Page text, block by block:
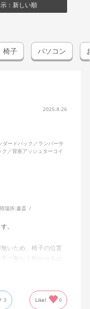
：新しい順
椅子 パソコン
2025.8.26
ードバック／ランバーサ
／背座アッシュターコイ
場所:書斎
。
いため、椅子の位置
で難なく動かせるの
すぎないところが気
ルーで、部屋の差し
3 Like! 0